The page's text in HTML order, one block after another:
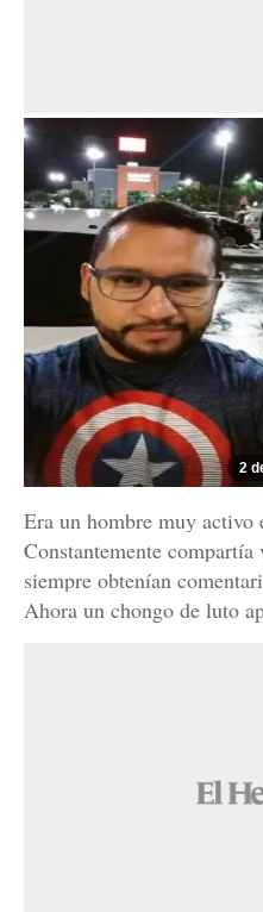
2
Era un hombre muy activo
Constantemente compartía
siempre obtenían
Ahora un chongo de luto